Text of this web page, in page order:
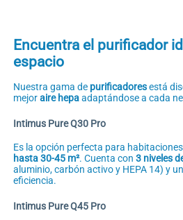
Encuentra el purificador
espacio
Nuestra gama de purificadoresestá
mejoraire hepaadaptándose a cada
Intimus Pure Q30 Pro
Es la opción perfecta para
hasta 30-45 m². Cuenta con 3 niveles
aluminio, carbón activo y HEPA 14) y
eficiencia.
Intimus Pure Q45 Pro